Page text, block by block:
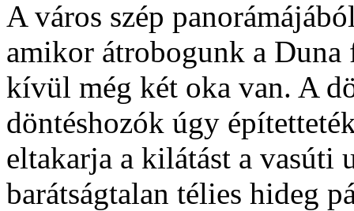
A város szép
amikor átrobogunk a Duna
kívül még két oka van. A
döntéshozók úgy
eltakarja a kilátást a vasúti
barátságtalan télies hideg